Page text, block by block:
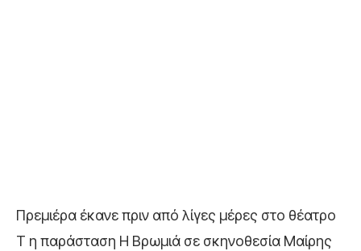
Πρεμιέρα έκανε πριν από λίγες μέρες στο θέατρο
Τ η παράσταση Η Βρωμιά σε σκηνοθεσία Μαίρης